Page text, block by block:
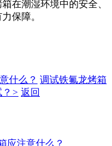
在潮湿环境中的安全、
保障。
什么？ 调试铁氟龙烤箱
> 返回